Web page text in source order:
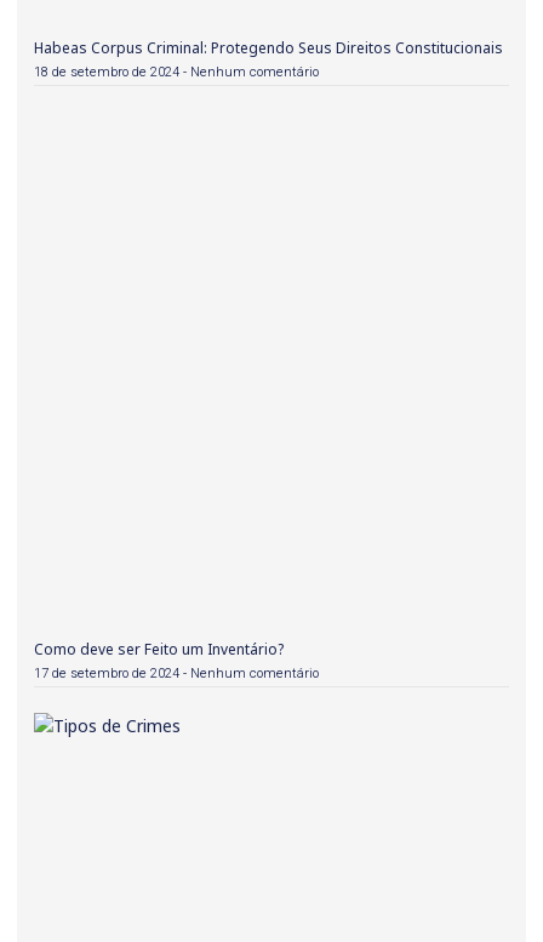
Habeas Corpus Criminal: Protegendo Seus Direitos Constitucionais
18 de setembro de 2024 Nenhum comentário
Como deve ser Feito um Inventário?
17 de setembro de 2024 Nenhum comentário